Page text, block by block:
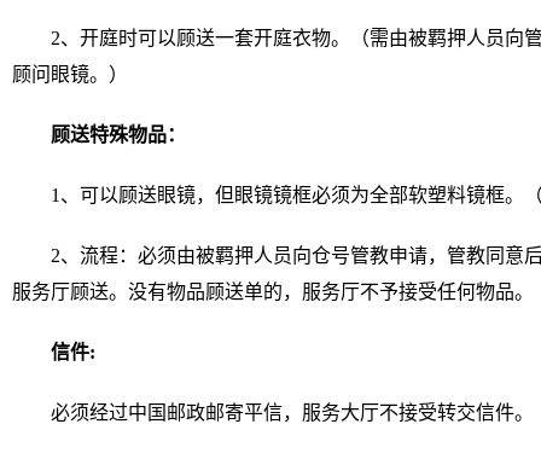
2、开庭时可以顾送一套开庭衣物。（需由被羁押人员向
顾问眼镜。）
顾送特殊物品：
1、可以顾送眼镜，但眼镜镜框必须为全部软塑料镜框
2、流程：必须由被羁押人员向仓号管教申请，管教同意
服务厅顾送。没有物品顾送单的，服务厅不予接受任何物品。
信件:
必须经过中国邮政邮寄平信，服务大厅不接受转交信件。